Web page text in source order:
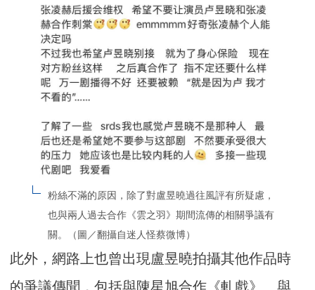
粉絲不滿的原因，除了對盧昱曉過往風評有所疑慮，
也與兩人過去合作《雲之羽》期間流傳的相關爭議有
關。（圖／翻攝自迷人怪蔡微博）
此外，網路上也曾出現盧昱曉拍攝其他作品時
的爭議傳聞，包括與陳星旭合作《軋戲》、與